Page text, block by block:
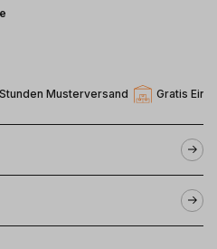
Musterversand Gratis